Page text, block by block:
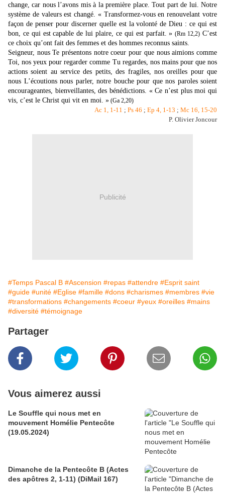
change, car nous l’avons mis à la première place. Tout part de lui. Notre
système de valeurs est changé. « Transformez-vous en renouvelant votre
façon de penser pour discerner quelle est la volonté de Dieu : ce qui est
bon, ce qui est capable de lui plaire, ce qui est parfait. »(Rm 12,2) C’est
ce choix qu’ont fait des femmes et des hommes reconnus saints.
Seigneur, nous Te présentons notre coeur pour que nous aimions comme
Toi, nos yeux pour regarder comme Tu regardes, nos mains pour que nos
actions soient au service des petits, des fragiles, nos oreilles pour que
nous L’écoutions nous parler, notre bouche pour que nos paroles soient
encourageantes, bienveillantes, des bénédictions. « Ce n’est plus moi qui
vis, c’est le Christ qui vit en moi. » (Ga 2,20)
Ac 1, 1-11 ; Ps 46 ; Ep 4, 1-13 ; Mc 16, 15-20
P. Olivier Joncour
Publicité
#Temps Pascal B #Ascension #repas #attendre #Esprit saint
#guide #unité #Eglise #famille #dons #charismes #membres #vie
#transformations #changements #coeur #yeux #oreilles #mains
#diversité #témoignage
Partager
Vous aimerez aussi
Le Souffle qui nous met en
mouvement Homélie Pentecôte
(19.05.2024)
Dimanche de la Pentecôte B (Actes
des apôtres 2, 1-11) (DiMail 167)